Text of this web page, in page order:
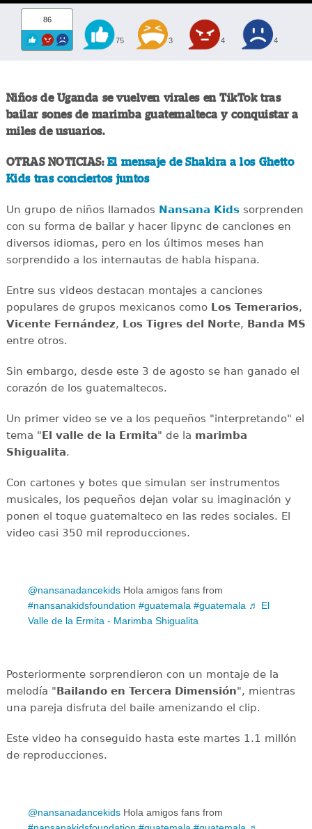
86
75 3 4 4
Niños de Uganda se vuelven virales en TikTok tras
bailar sones de marimba guatemalteca y conquistar a
miles de usuarios.
OTRAS NOTICIAS: El mensaje de Shakira a los Ghetto
Kids tras conciertos juntos
Un grupo de niños llamados Nansana Kidssorprenden
con su forma de bailar y hacer lipync de canciones en
diversos idiomas, pero en los últimos meses han
sorprendido a los internautas de habla hispana.
Entre sus videos destacan montajes a canciones
populares de grupos mexicanos como Los Temerarios,
Vicente Fernández, Los Tigres del Norte, Banda MS
entre otros.
Sin embargo, desde este 3 de agosto se han ganado el
corazón de los guatemaltecos.
Un primer video se ve a los pequeños "interpretando" el
tema "El valle de la Ermita" de la marimba
Shigualita.
Con cartones y botes que simulan ser instrumentos
musicales, los pequeños dejan volar su imaginación y
ponen el toque guatemalteco en las redes sociales. El
video casi 350 mil reproducciones.
@nansanadancekids Hola amigos fans from
#nansanakidsfoundation #guatemala #guatemala ♬ El
Valle de la Ermita - Marimba Shigualita
Posteriormente sorprendieron con un montaje de la
melodía "Bailando en Tercera Dimensión", mientras
una pareja disfruta del baile amenizando el clip.
Este video ha conseguido hasta este martes 1.1 millón
de reproducciones.
@nansanadancekids Hola amigos fans from